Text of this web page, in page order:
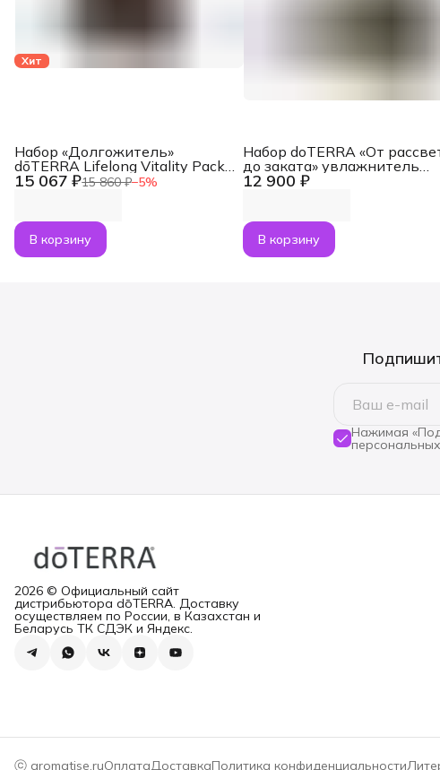
Хит
15 067 ₽15 860 ₽−5%
Набор «Долгожитель»
dōTERRA Lifelong Vitality Pack,
3x120 капсул
В корзину
12 900 ₽
Набор doTERRA «От
до заката» увлажнитель
воздуха Dawn с маслами
В корзину
Нажимая
2026 © Официальный сайт
дистрибьютора dōTERRA. Доставку
осуществляем по России, в Казахстан и
Беларусь ТК СДЭК и Яндекс.
ⓒ aromatise.ruОплатаДоставкаПолитика конфиденциальности